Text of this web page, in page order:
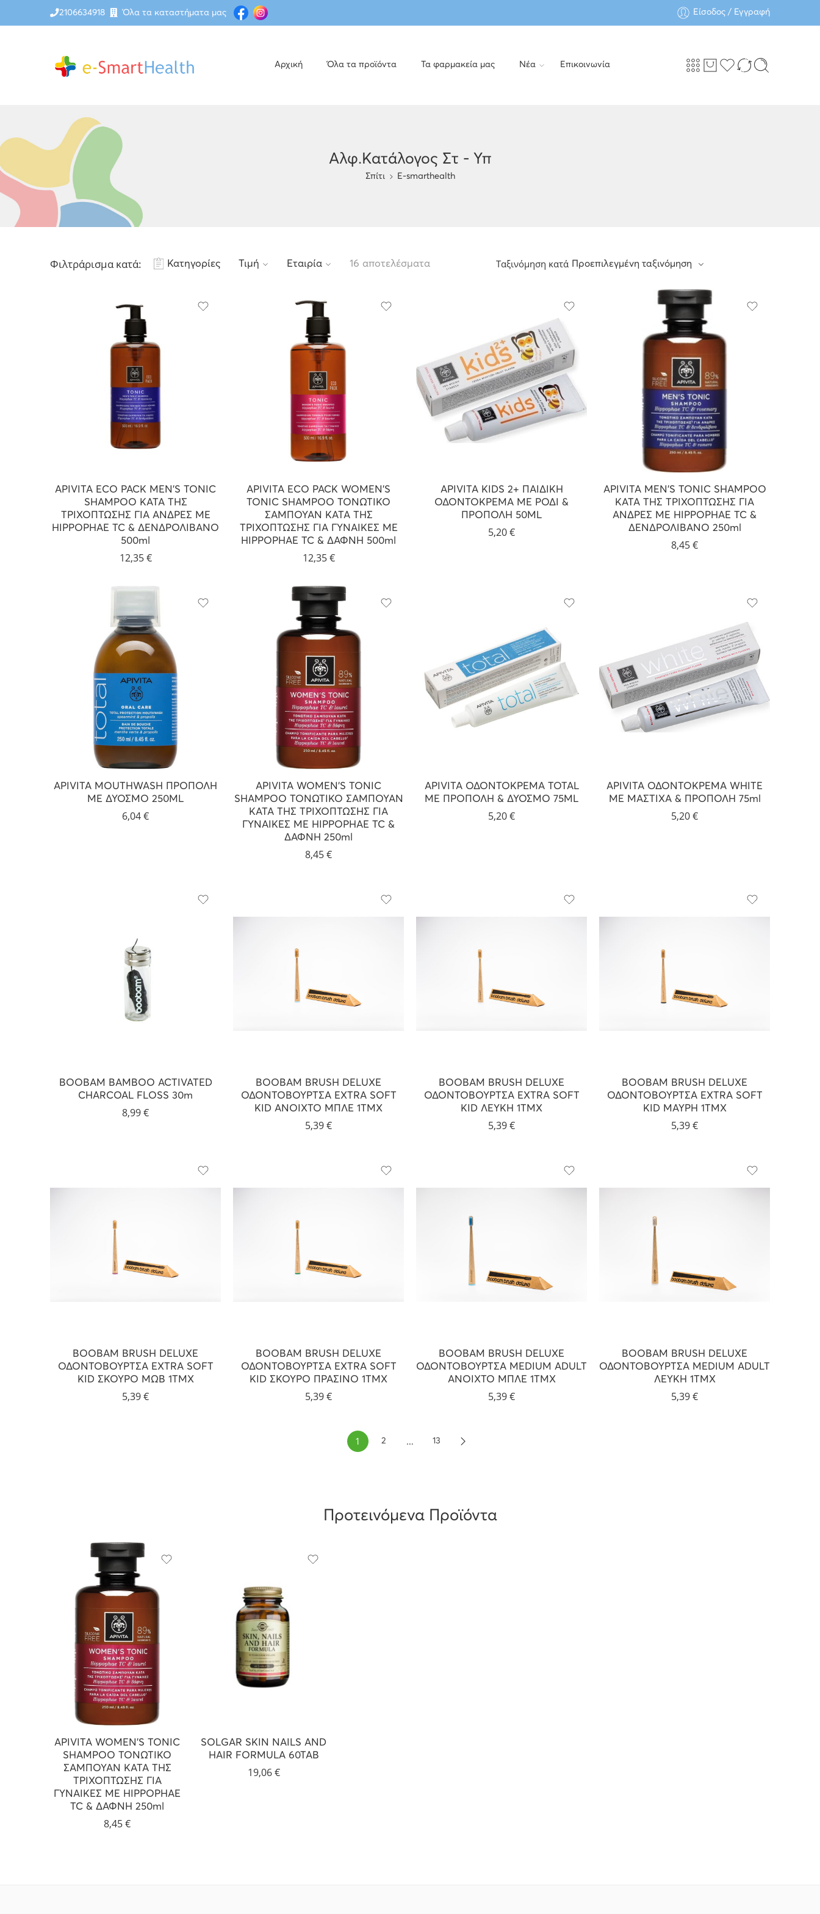
2106634918 Όλα τα καταστήματα μας Είσοδος / Εγγραφή
Αρχική Όλα τα προϊόντα Τα φαρμακεία μας Νέα Επικοινωνία
Αλφ.Κατάλογος Στ - Υπ
Σπίτι E-smarthealth
Φιλτράρισμα κατά: Κατηγορίες Τιμή Εταιρία 16 αποτελέσματα Ταξινόμηση κατά Προεπιλεγμένη ταξινόμηση
APIVITA ECO PACK MEN’S TONIC
SHAMPOO ΚΑΤΑ ΤΗΣ
ΤΡΙΧΟΠΤΩΣΗΣ ΓΙΑ ΑΝΔΡΕΣ ΜΕ
HIPPOPHAE TC & ΔΕΝΔΡΟΛΙΒΑΝΟ
500ml
12,35€
APIVITA ECO PACK WOMEN’S
TONIC SHAMPOO ΤΟΝΩΤΙΚΟ
ΣΑΜΠΟΥΑΝ ΚΑΤΑ ΤΗΣ
ΤΡΙΧΟΠΤΩΣΗΣ ΓΙΑ ΓΥΝΑΙΚΕΣ ΜΕ
HIPPOPHAE TC & ΔΑΦΝΗ 500ml
12,35€
APIVITA KIDS 2+ ΠΑΙΔΙΚΗ
ΟΔΟΝΤΟΚΡΕΜΑ ΜΕ ΡΟΔΙ &
ΠΡΟΠΟΛΗ 50ML
5,20€
APIVITA MEN’S TONIC SHAMPOO
ΚΑΤΑ ΤΗΣ ΤΡΙΧΟΠΤΩΣΗΣ ΓΙΑ
ΑΝΔΡΕΣ ΜΕ HIPPOPHAE TC &
ΔΕΝΔΡΟΛΙΒΑΝΟ 250ml
8,45€
APIVITA MOUTHWASH ΠΡΟΠΟΛΗ
ΜΕ ΔΥΟΣΜΟ 250ML
6,04€
APIVITA WOMEN’S TONIC
SHAMPOO ΤΟΝΩΤΙΚΟ ΣΑΜΠΟΥΑΝ
ΚΑΤΑ ΤΗΣ ΤΡΙΧΟΠΤΩΣΗΣ ΓΙΑ
ΓΥΝΑΙΚΕΣ ΜΕ HIPPOPHAE TC &
ΔΑΦΝΗ 250ml
8,45€
APIVITA ΟΔΟΝΤΟΚΡΕΜΑ TOTAL
ΜΕ ΠΡΟΠΟΛΗ & ΔΥΟΣΜΟ 75ML
5,20€
APIVITA ΟΔΟΝΤΟΚΡΕΜΑ WHITE
ΜΕ ΜΑΣΤΙΧΑ & ΠΡΟΠΟΛΗ 75ml
5,20€
BOOBAM BAMBOO ACTIVATED
CHARCOAL FLOSS 30m
8,99€
BOOBAM BRUSH DELUXE
ΟΔΟΝΤΟΒΟΥΡΤΣΑ EXTRA SOFT
KID ΑΝΟΙΧΤΟ ΜΠΛΕ 1ΤΜΧ
5,39€
BOOBAM BRUSH DELUXE
ΟΔΟΝΤΟΒΟΥΡΤΣΑ EXTRA SOFT
KID ΛΕΥΚΗ 1ΤΜΧ
5,39€
BOOBAM BRUSH DELUXE
ΟΔΟΝΤΟΒΟΥΡΤΣΑ EXTRA SOFT
KID ΜΑΥΡΗ 1ΤΜΧ
5,39€
BOOBAM BRUSH DELUXE
ΟΔΟΝΤΟΒΟΥΡΤΣΑ EXTRA SOFT
KID ΣΚΟΥΡΟ ΜΩΒ 1ΤΜΧ
5,39€
BOOBAM BRUSH DELUXE
ΟΔΟΝΤΟΒΟΥΡΤΣΑ EXTRA SOFT
KID ΣΚΟΥΡΟ ΠΡΑΣΙΝΟ 1ΤΜΧ
5,39€
BOOBAM BRUSH DELUXE
ΟΔΟΝΤΟΒΟΥΡΤΣΑ MEDIUM ADULT
ΑΝΟΙΧΤΟ ΜΠΛΕ 1ΤΜΧ
5,39€
BOOBAM BRUSH DELUXE
ΟΔΟΝΤΟΒΟΥΡΤΣΑ MEDIUM ADULT
ΛΕΥΚΗ 1ΤΜΧ
5,39€
1 2 … 13
Προτεινόμενα Προϊόντα
APIVITA WOMEN’S TONIC
SHAMPOO ΤΟΝΩΤΙΚΟ
ΣΑΜΠΟΥΑΝ ΚΑΤΑ ΤΗΣ
ΤΡΙΧΟΠΤΩΣΗΣ ΓΙΑ
ΓΥΝΑΙΚΕΣ ΜΕ HIPPOPHAE
TC & ΔΑΦΝΗ 250ml
8,45€
SOLGAR SKIN NAILS AND
HAIR FORMULA 60TAB
19,06€